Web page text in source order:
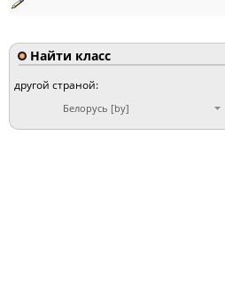
Найти класс
другой страной:
Белорусь [by]